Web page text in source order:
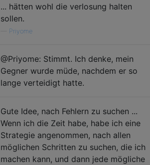
... hätten wohl die verlosung halten
sollen.
Priyome
@Priyome: Stimmt. Ich denke, mein
Gegner wurde müde, nachdem er so
lange verteidigt hatte.
Gute Idee, nach Fehlern zu suchen ...
Wenn ich die Zeit habe, habe ich eine
Strategie angenommen, nach allen
möglichen Schritten zu suchen, die ich
machen kann, und dann jede mögliche